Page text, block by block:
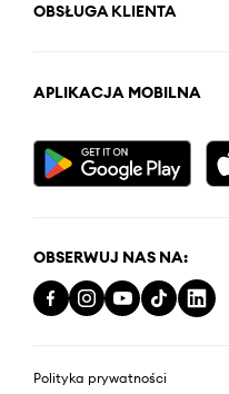
OBSŁUGA KLIENTA
APLIKACJA MOBILNA
OBSERWUJ NAS NA:
Polityka prywatności